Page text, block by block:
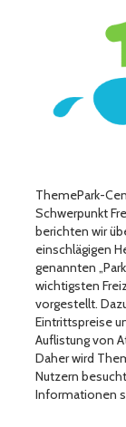
ThemePark-
Schwerpunkt
berichten wir
einschlägigen
genannten
wichtigsten
vorgestellt.
Eintrittspreise
Auflistung von
Daher wird
Nutzern
Informationen